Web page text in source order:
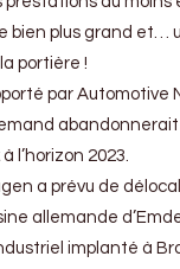
bien plus grand et…
portière !
par Automotive
abandonnerait
l’horizon 2023.
a prévu de
allemande
implanté à